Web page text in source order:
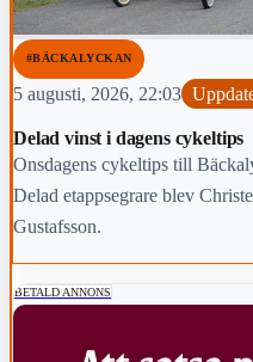
#BÄCKALYCKAN
5 augusti, 2026, 22:03
Delad vinst i dagens cykeltips
Onsdagens cykeltips till
Delad etappsegrare blev
Gustafsson.
BETALD ANNONS